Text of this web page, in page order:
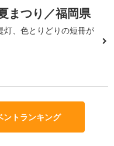
まつり／福岡県
灯、色とりどりの短冊が
ントランキング